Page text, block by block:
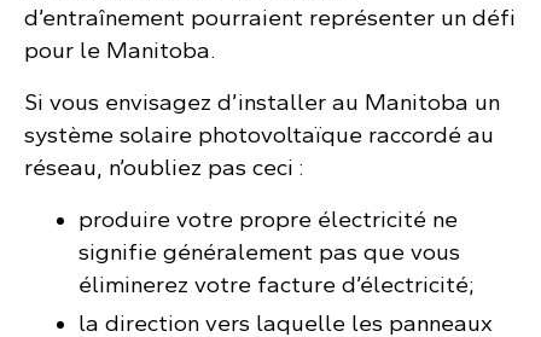
d’entraînement pourraient représenter un défi
pour le Manitoba.
Si vous envisagez d’installer au Manitoba un
système solaire photovoltaïque raccordé au
réseau, n’oubliez pas ceci :
produire votre propre électricité ne
signifie généralement pas que vous
éliminerez votre facture d’électricité;
la direction vers laquelle les panneaux